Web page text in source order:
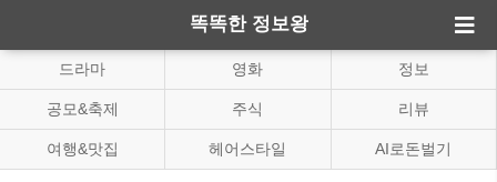
똑똑한 정보왕
드라마 영화 정보
공모&축제 주식 리뷰
여행&맛집 헤어스타일 AI로돈벌기